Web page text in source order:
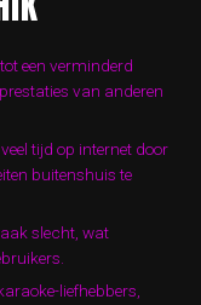
een verminderd
van anderen
tijd op internet door
buitenshuis te
slecht, wat
liefhebbers,